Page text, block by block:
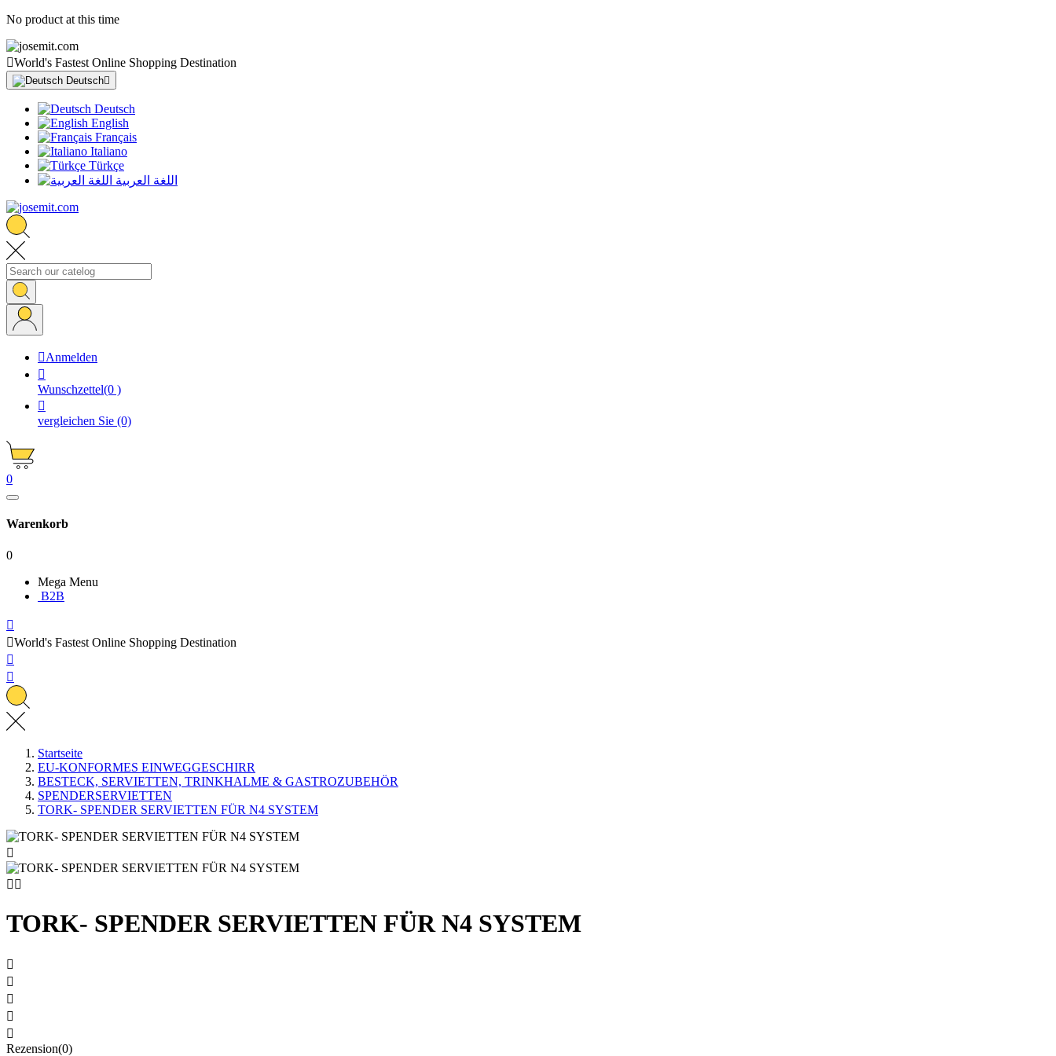
No product at this time
World's Fastest Online Shopping Destination
Deutsch
Deutsch
English
Français
Italiano
Türkçe
اللغة العربية
Anmelden

Wunschzettel(0 )

vergleichen Sie (0)
0
Warenkorb
0
Mega Menu
B2B

World's Fastest Online Shopping Destination


Startseite
EU-KONFORMES EINWEGGESCHIRR
BESTECK, SERVIETTEN, TRINKHALME & GASTROZUBEHÖR
SPENDERSERVIETTEN
TORK- SPENDER SERVIETTEN FÜR N4 SYSTEM

 
TORK- SPENDER SERVIETTEN FÜR N4 SYSTEM





Rezension(0)